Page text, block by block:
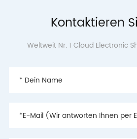
Kontaktieren
Weltweit Nr. 1 Cloud Electronic